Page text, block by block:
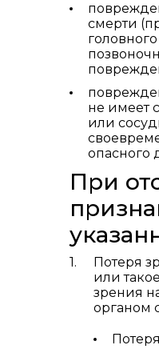
смерти
не имеет
или
опасного
При
Потеря
или
зрения
органом